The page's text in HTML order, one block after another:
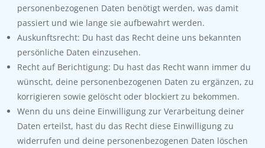
personenbezogenen Daten benötigt werden, was damit
passiert und wie lange sie aufbewahrt werden.
Auskunftsrecht: Du hast das Recht deine uns bekannten
persönliche Daten einzusehen.
Recht auf Berichtigung: Du hast das Recht wann immer du
wünscht, deine personenbezogenen Daten zu ergänzen, zu
korrigieren sowie gelöscht oder blockiert zu bekommen.
Wenn du uns deine Einwilligung zur Verarbeitung deiner
Daten erteilst, hast du das Recht diese Einwilligung zu
widerrufen und deine personenbezogenen Daten löschen